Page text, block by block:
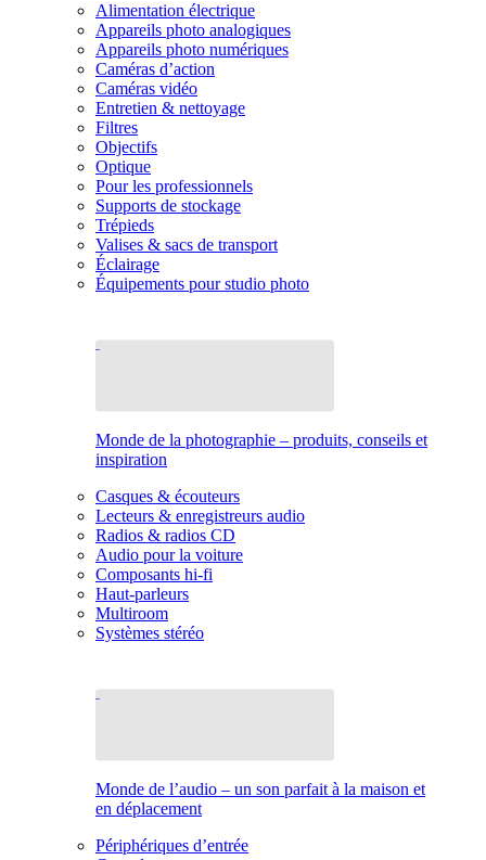
Alimentation électrique
Appareils photo analogiques
Appareils photo numériques
Caméras d’action
Caméras vidéo
Entretien & nettoyage
Filtres
Objectifs
Optique
Pour les professionnels
Supports de stockage
Trépieds
Valises & sacs de transport
Éclairage
Équipements pour studio photo
Monde de la photographie – produits, conseils et
inspiration
Casques & écouteurs
Lecteurs & enregistreurs audio
Radios & radios CD
Audio pour la voiture
Composants hi-fi
Haut-parleurs
Multiroom
Systèmes stéréo
Monde de l’audio – un son parfait à la maison et
en déplacement
Périphériques d’entrée